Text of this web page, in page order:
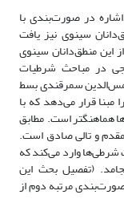
در صورت‌بندی با
سینوی نیز یافت
این منطق­‌دانان سینوی
در مباحث شرطیات
سمرقندی بسط
قرار می‌دهد که با
هماهنگ­تر است. مطابق
و تالی صادق است.
وارد می‌کند که
(تفصیل بحث این
مرتبه دوم از